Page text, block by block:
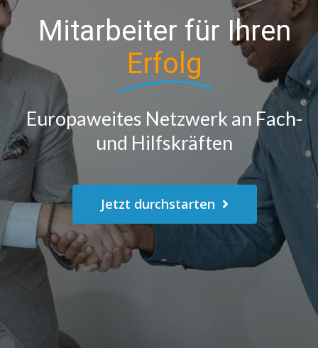
Mitarbeiter für Ihren
Erfolg
Europaweites Netzwerk an Fach-
und Hilfskräften
Jetzt durchstarten